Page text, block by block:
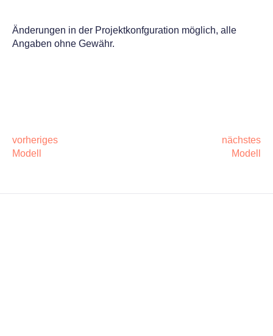
Änderungen in der Projektkonfguration möglich, alle
Angaben ohne Gewähr.
vorheriges
Modell
nächstes
Modell